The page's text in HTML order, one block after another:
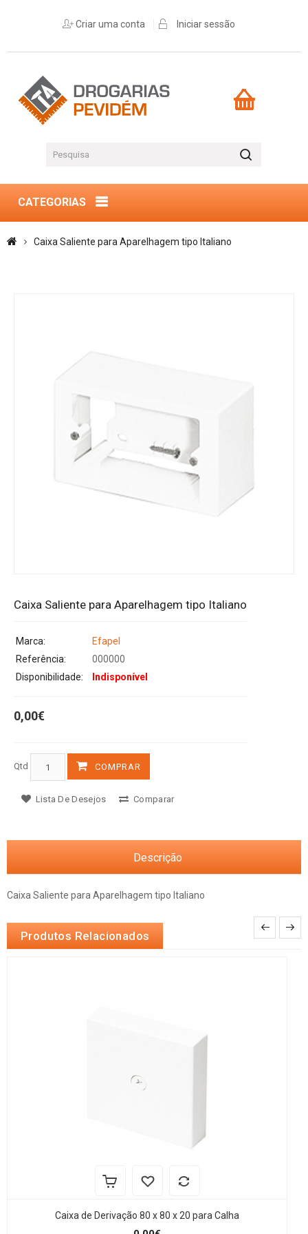
Criar uma conta Iniciar sessão
CATEGORIAS
Caixa Saliente para Aparelhagem tipo Italiano
Caixa Saliente para Aparelhagem tipo Italiano
Marca:
Efapel
Referência:
000000
Disponibilidade:
Indisponível
0,00€
Qtd COMPRAR
Lista De Desejos Comparar
Descrição
Caixa Saliente para Aparelhagem tipo Italiano
Produtos Relacionados
Caixa de Derivação 80 x 80 x 20 para Calha